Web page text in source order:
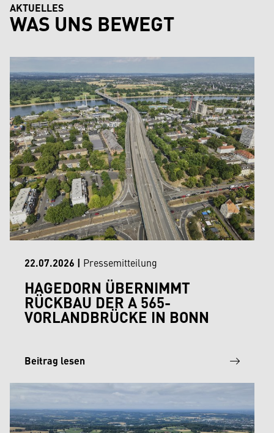
AKTUELLES
WAS UNS BEWEGT
22.07.2026 | Pressemitteilung
HAGEDORN ÜBERNIMMT
RÜCKBAU DER A 565-
VORLANDBRÜCKE IN BONN
Beitrag lesen